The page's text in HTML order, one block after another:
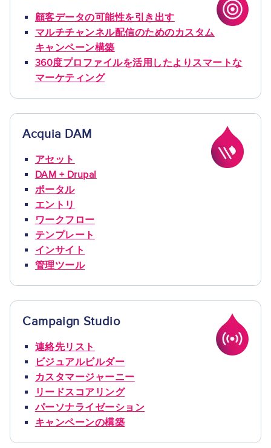
顧客データの可能性を引き出す
マルチチャンネル配信のためのカスタム
キャンペーン構築
360度プロファイルを活用したよりスマートな
マーケティング
Image
Acquia DAM
アセット
DAM + Drupal
ポータル
エントリ
ワークフロー
テンプレート
インサイト
管理ツール
Image
Campaign Studio
連絡先リスト
ビジュアルビルダー
カスタマージャーニー
リードスコアリング
パーソナライゼーション
キャンペーンの構築